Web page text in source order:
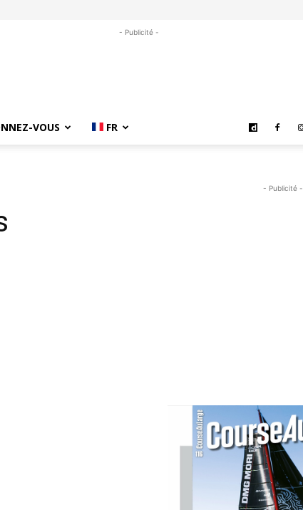
- Publicité -
VOUS FR
- Publicité -